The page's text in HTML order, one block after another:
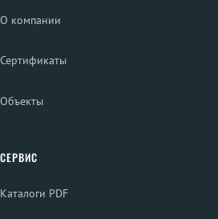
О компании
Сертификаты
Объекты
СЕРВИС
Каталоги PDF